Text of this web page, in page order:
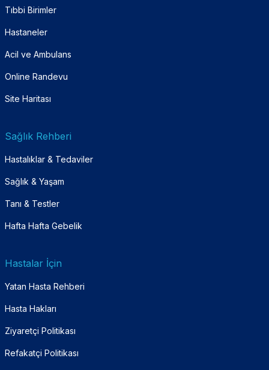
Tıbbi Birimler
Hastaneler
Acil ve Ambulans
Online Randevu
Site Haritası
Sağlık Rehberi
Hastalıklar & Tedaviler
Sağlık & Yaşam
Tanı & Testler
Hafta Hafta Gebelik
Hastalar İçin
Yatan Hasta Rehberi
Hasta Hakları
Ziyaretçi Politikası
Refakatçi Politikası